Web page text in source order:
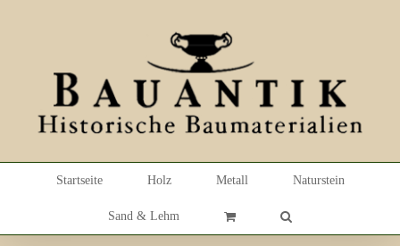
Startseite Holz Metall Naturstein
Sand & Lehm